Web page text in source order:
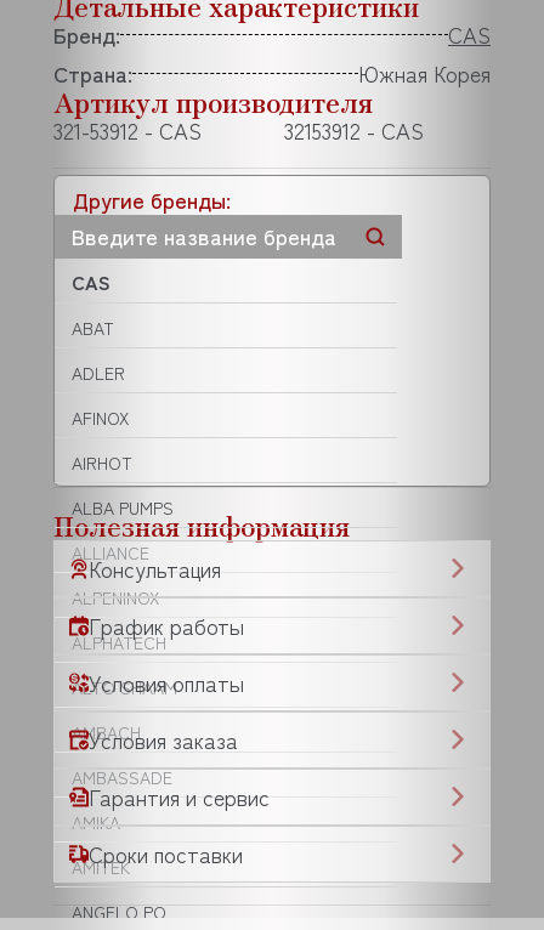
Другие бренды:
CAS
ABAT
ADLER
AFINOX
AIRHOT
ALBA PUMPS
ALLIANCE
ALPENINOX
ALPHATECH
ALTO SHAAM
AMBACH
AMBASSADE
AMIKA
AMITEK
ANGELO PO
Бренд:
CAS
Страна:
Южная Корея
Артикул производителя
321-53912 - CAS 32153912 - CAS
Полезная информация
Консультация
График работы
Условия оплаты
Условия заказа
Гарантия и сервис
Сроки поставки